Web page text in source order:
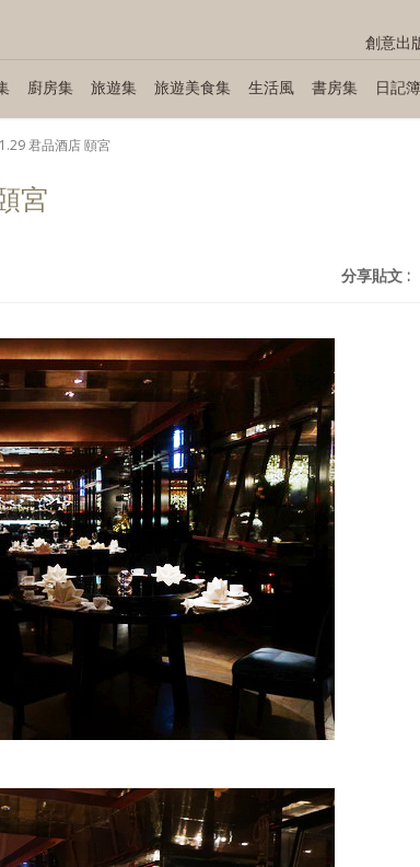
創意出
廚房集 旅遊集 旅遊美食集 生活風 書房集 日記簿
君品酒店 頤宮
宮
分享貼文 :